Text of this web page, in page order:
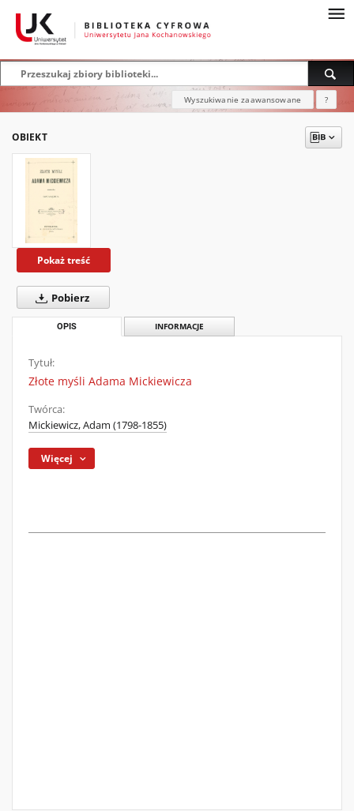
Wyszukiwanie zaawansowane ?
OBIEKT
Pokaż treść
Pobierz
OPIS INFORMACJE
Tytuł:
Złote myśli Adama Mickiewicza
Twórca:
Mickiewicz, Adam (1798-1855)
Więcej